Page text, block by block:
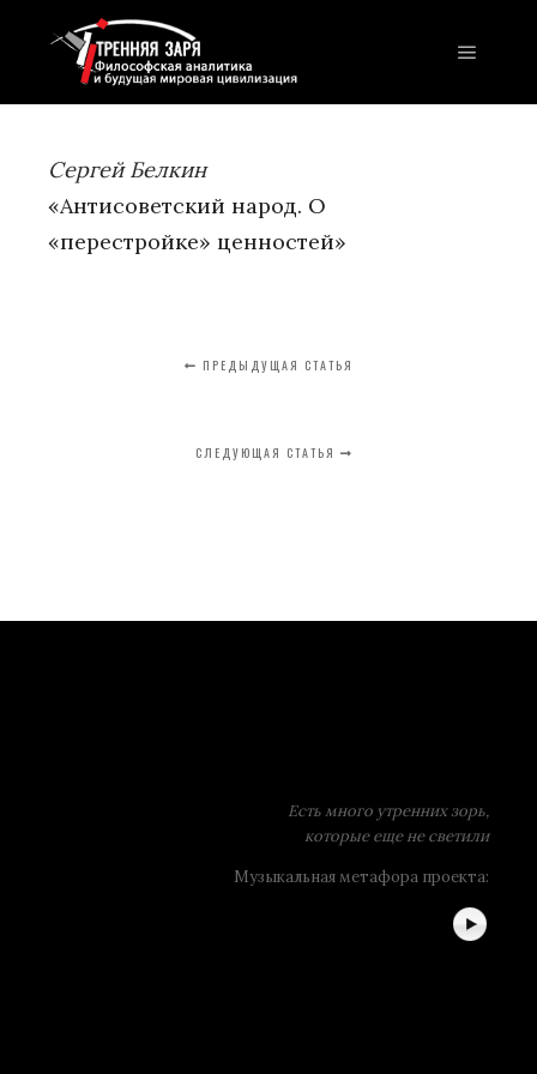
Сергей Белкин
«Антисоветский народ. О
«перестройке» ценностей»
ПРЕДЫДУЩАЯ СТАТЬЯ
СЛЕДУЮЩАЯ СТАТЬЯ
Есть много утренних зорь,
которые еще не светили
Музыкальная метафора проекта: